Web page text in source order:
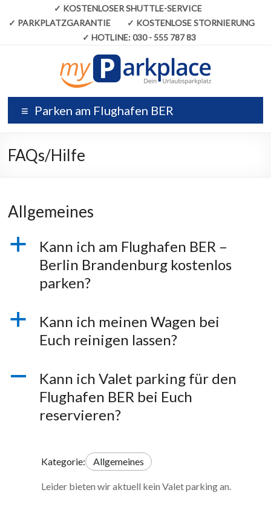
✓ KOSTENLOSER SHUTTLE-SERVICE
✓ PARKPLATZGARANTIE ✓ KOSTENLOSE STORNIERUNG
✓ HOTLINE:030 - 555 787 83
Parken am Flughafen BER
FAQs/Hilfe
Allgemeines
a
Kann ich am Flughafen BER –
Berlin Brandenburg kostenlos
parken?
a
Kann ich meinen Wagen bei
Euch reinigen lassen?
A
Kann ich Valet parking für den
Flughafen BER bei Euch
reservieren?
Kategorie: Allgemeines
Leider bieten wir aktuell kein Valet parking an.